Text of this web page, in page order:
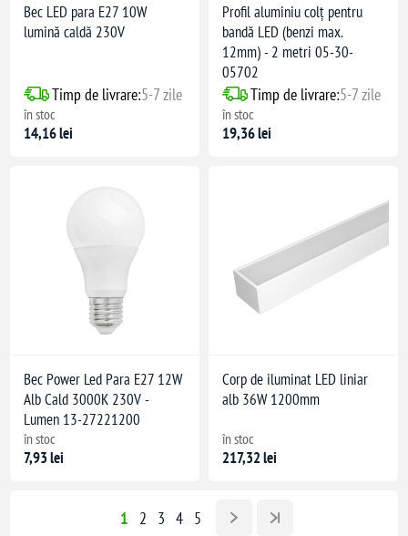
Bec LED para E27 10W
lumină caldă 230V
Timp de livrare:5-7 zile
în stoc
14,16 lei
Profil aluminiu colț pentru
bandă LED (benzi max.
12mm) - 2 metri 05-30-
05702
Timp de livrare:5-7 zile
în stoc
19,36 lei
Bec Power Led Para E27 12W
Alb Cald 3000K 230V -
Lumen 13-27221200
în stoc
7,93 lei
Corp de iluminat LED liniar
alb 36W 1200mm
în stoc
217,32 lei
1 2 3 4 5